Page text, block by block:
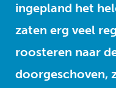
ingepland het
zaten erg veel
roosteren naar
doorgeschoven,